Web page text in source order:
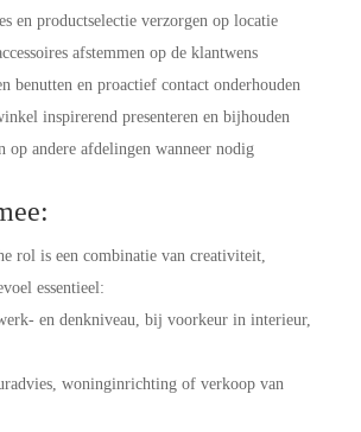
en productselectie verzorgen op locatie
afstemmen op de klantwens
benutten en proactief contact onderhouden
inspirerend presenteren en bijhouden
andere afdelingen wanneer nodig
rol is een combinatie van creativiteit,
essentieel:
en denkniveau, bij voorkeur in interieur,
woninginrichting of verkoop van